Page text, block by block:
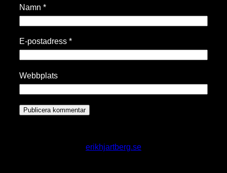
Namn *
E-postadress *
Webbplats
erikhjartberg.se